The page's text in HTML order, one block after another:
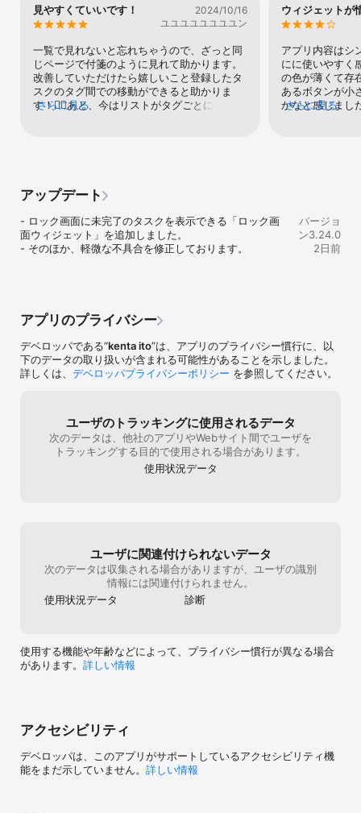
ップで追加が可能になります
- iCloudバックアップが使えるので、万が一の場合でも安心です。
使いやすいToDoリストとなっていますので、一度ご利用お願いしま
す！
【機能一覧】
・タグの並び替え
・キーワードから予測表示
・予測表示・非表示切り替え
・文字サイズの変更
・削除ボタンタップ時の動作切り替え
・チェック済みのToDoを下に表示可能
■課金コンテンツについて
広告を非表示にする機能を買い切りの有料で提供しております。
を復元する」ボタンをタップすることで、無料で復元することがで
きます。
購入時と同じAppleIDでiPhoneにログインし復元を行ってください
見やすくていいです！
2024/10/16
ユユユユユユユユン
一覧で見れないと忘れちゃうので、ざっと同
じページで付箋のように見れて助かります。
改善していただけたら嬉しいこと登録したタ
スクのタグ間での移動ができると助かりま
す！🙇‍♂️あと、今はリストがタグごとにしか選
さらに見る
ウィジェットが
アプリ内容はシ
にに使いやすく
の色が薄くて存
あるボタンが小
かなと感じまし
ジェットがほ
の1/4は達成済
ます。
さらに見る
アップデート
- ロック画面に未完了のタスクを表示できる「ロック画
面ウィジェット」を追加しました。
- そのほか、軽微な不具合を修正しております。
バージョ
ン3.24.0
2日前
アプリのプライバシー
デベロッパである“kenta ito”は、アプリのプライバシー慣行に、以
下のデータの取り扱いが含まれる可能性があることを示しました。
詳しくは、 デベロッパプライバシーポリシー を参照してください。
ユーザのトラッキングに使用されるデータ
次のデータは、他社のアプリやWebサイト間でユーザを
トラッキングする目的で使用される場合があります。
使用状況データ
ユーザに関連付けられないデータ
次のデータは収集される場合がありますが、ユーザの識別
情報には関連付けられません。
使用状況データ
診断
使用する機能や年齢などによって、プライバシー慣行が異なる場合
があります。 詳しい情報
アクセシビリティ
デベロッパは、このアプリがサポートしているアクセシビリティ機
能をまだ示していません。 詳しい情報